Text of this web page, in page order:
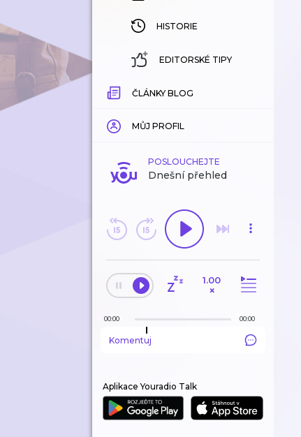
HISTORIE
EDITORSKÉ TIPY
ČLÁNKY BLOG
MŮJ PROFIL
POSLOUCHEJTE
Dnešní přehled
1.00
×
00:00 00:00
Komentuj
Aplikace Youradio Talk